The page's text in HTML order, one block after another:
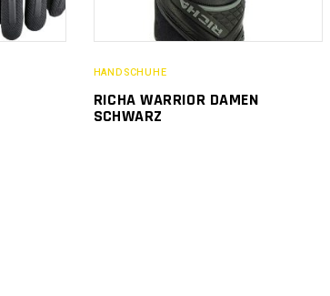
HANDSCHUHE
RICHA WARRIOR DAMEN
SCHWARZ